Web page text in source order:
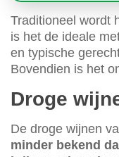
Traditioneel wordt
is het de ideale
en typische
Bovendien is het
Droge
De droge wijnen
minder bekend